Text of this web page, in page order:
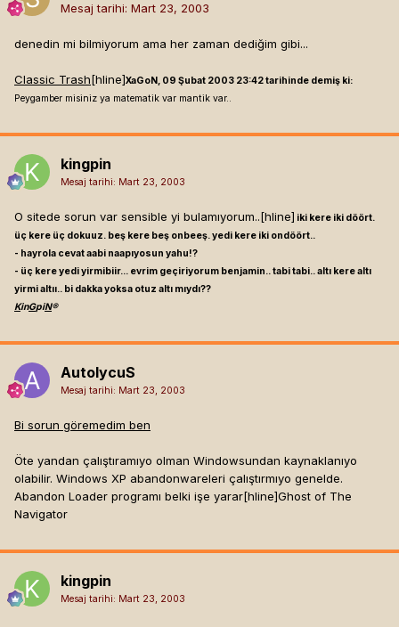
Mesaj tarihi: Mart 23, 2003
denedin mi bilmiyorum ama her zaman dediğim gibi...
Classic Trash[hline]XaGoN, 09 Şubat 2003 23:42 tarihinde demiş ki:
Peygamber misiniz ya matematik var mantik var..
kingpin
Mesaj tarihi: Mart 23, 2003
O sitede sorun var sensible yi bulamıyorum..[hline] iki kere iki döört.
üç kere üç dokuuz. beş kere beş onbeeş. yedi kere iki ondöört..
- hayrola cevat aabi naapıyosun yahu!?
- üç kere yedi yirmibiir... evrim geçiriyorum benjamin.. tabi tabi.. altı kere altı
yirmi altıı.. bi dakka yoksa otuz altı mıydı??
KinGpiN®
AutolycuS
Mesaj tarihi: Mart 23, 2003
Bi sorun göremedim ben
Öte yandan çalıştıramıyo olman Windowsundan kaynaklanıyo
olabilir. Windows XP abandonwareleri çalıştırmıyo genelde.
Abandon Loader programı belki işe yarar[hline]Ghost of The
Navigator
kingpin
Mesaj tarihi: Mart 23, 2003